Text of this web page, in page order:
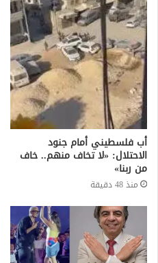
أب فلسطيني أمام جنود
الاحتلال: «لا تخاف منهم.. خاف
من ربنا»
منذ 48 دقيقة